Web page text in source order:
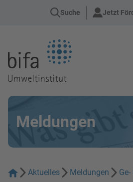
Suche Jetzt
Meldungen
Aktuelles Meldungen